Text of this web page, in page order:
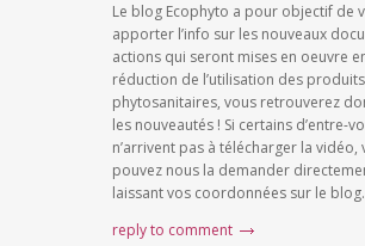
Le blog Ecophyto a pour objectif de
apporter l’info sur les nouveaux
actions qui seront mises en oeuvre
réduction de l’utilisation des produits
phytosanitaires, vous retrouverez
les nouveautés ! Si certains d’entre-
n’arrivent pas à télécharger la vidéo,
pouvez nous la demander
laissant vos coordonnées sur le blog.
reply to comment